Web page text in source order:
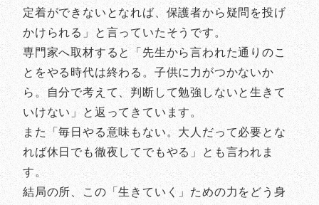
定着ができないとなれば、保護者から疑問を投げ
かけられる」と言っていたそうです。
専門家へ取材すると「先生から言われた通りのこ
とをやる時代は終わる。子供に力がつかないか
ら。自分で考えて、判断して勉強しないと生きて
いけない」と返ってきています。
また「毎日やる意味もない。大人だって必要とな
れば休日でも徹夜してでもやる」とも言われま
す。
結局の所、この「生きていく」ための力をどう身